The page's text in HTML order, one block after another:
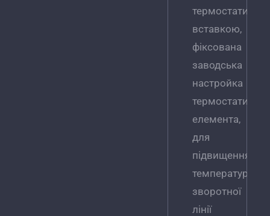
вставкою,
фіксована
заводська
настройка
елемента,
для
підвищення
температури
зворотної
лінії